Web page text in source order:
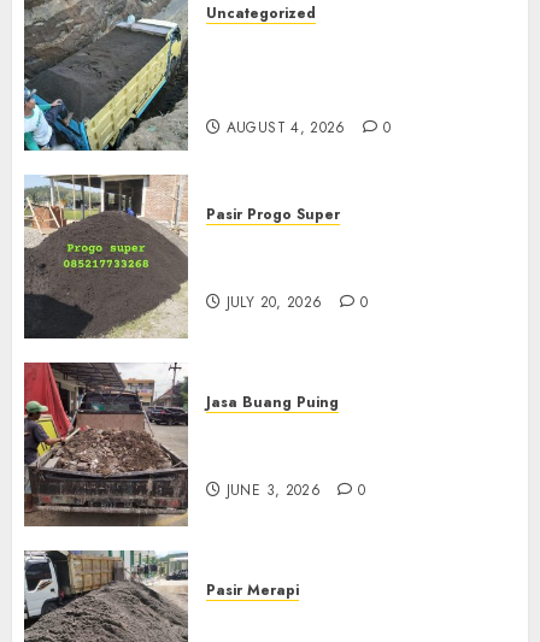
Uncategorized
AUGUST 4, 2026 0
Pasir Progo Super
JULY 20, 2026 0
Jasa Buang Puing
JUNE 3, 2026 0
Pasir Merapi